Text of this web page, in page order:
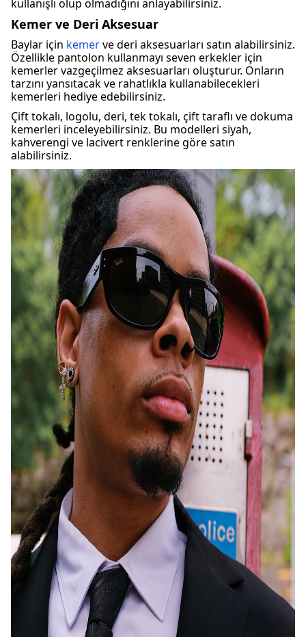
kullanışlı olup olmadığını anlayabilirsiniz.
Kemer ve Deri Aksesuar
Baylar için kemerve deri aksesuarları satın alabilirsiniz.
Özellikle pantolon kullanmayı seven erkekler için
kemerler vazgeçilmez aksesuarları oluşturur. Onların
tarzını yansıtacak ve rahatlıkla kullanabilecekleri
kemerleri hediye edebilirsiniz.
Çift tokalı, logolu, deri, tek tokalı, çift taraflı ve dokuma
kemerleri inceleyebilirsiniz. Bu modelleri siyah,
kahverengi ve lacivert renklerine göre satın
alabilirsiniz.